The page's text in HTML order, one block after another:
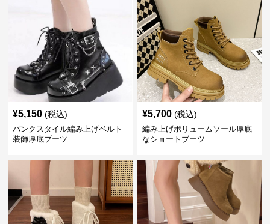
¥5,150 (税込)
パンクスタイル編み上げベルト
装飾厚底ブーツ
¥5,700 (税込)
編み上げボリュームソール厚底
なショートブーツ